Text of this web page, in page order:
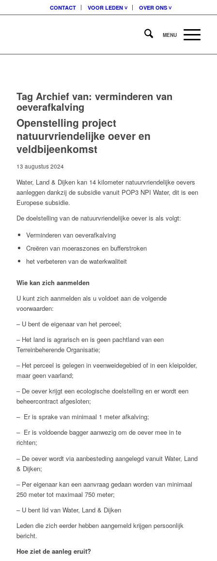
CONTACT VOOR LEDEN ˅ OVER ONS ˅
Tag Archief van: verminderen van
oeverafkalving
Openstelling project
natuurvriendelijke oever en
veldbijeenkomst
13 augustus 2024
Water, Land & Dijken kan 14 kilometer natuurvriendelijke oevers
aanleggen dankzij de subsidie vanuit POP3 NPI Water, dit is een
Europese subsidie.
De doelstelling van de natuurvriendelijke oever is als volgt:
Verminderen van oeverafkalving
Creëren van moeraszones en bufferstroken
het verbeteren van de waterkwaliteit
Wie kan zich aanmelden
U kunt zich aanmelden als u voldoet aan de volgende
voorwaarden:
– U bent de eigenaar van het perceel;
– Het land is agrarisch en is geen pachtland van een
Terreinbeherende Organisatie;
– Het perceel is gelegen in veenweidegebied of in een kleipolder,
maar geen vaarland;
– De oever krijgt een ecologische doelstelling en er wordt een
beheercontract afgesloten;
– Er is sprake van minimaal 1 meter afkalving;
– Er is voldoende bagger aanwezig om de oever mee in te
richten;
– De oever wordt via aanbesteding aangelegd vanuit Water, Land
& Dijken;
– Per eigenaar kan een aanvraag gedaan worden van minimaal
250 meter tot maximaal 750 meter;
– U bent lid van Water, Land & Dijken
Leden die zich eerder hebben aangemeld krijgen persoonlijk
bericht.
Hoe ziet de aanleg eruit?